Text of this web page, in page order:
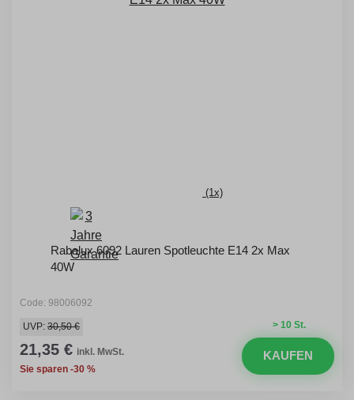
(1x)
Rabalux 6092 Lauren Spotleuchte E14 2x Max
40W
Code: 98006092
> 10 St.
UVP: 30,50 €
21,35 € inkl. MwSt.
Sie sparen -30 %
KAUFEN